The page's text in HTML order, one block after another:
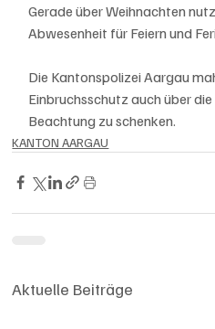
Gerade über Weihnachten
Abwesenheit für Feiern und
Die Kantonspolizei Aargau
Einbruchsschutz auch über
Beachtung zu schenken.
KANTON AARGAU
Aktuelle Beiträge